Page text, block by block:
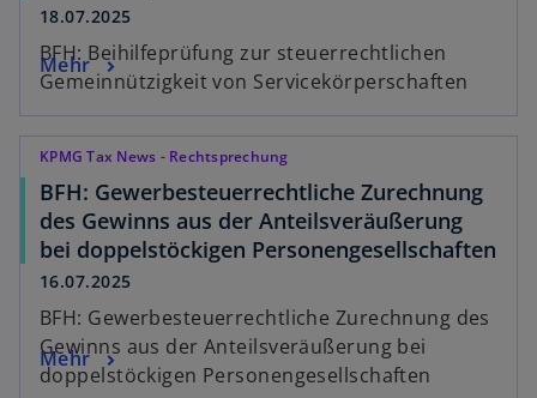
18.07.2025
BFH: Beihilfeprüfung zur steuerrechtlichen
Gemeinnützigkeit von Servicekörperschaften
Mehr
KPMG Tax News - Rechtsprechung
BFH: Gewerbesteuerrechtliche Zurechnung
des Gewinns aus der Anteilsveräußerung
bei doppelstöckigen Personengesellschaften
16.07.2025
BFH: Gewerbesteuerrechtliche Zurechnung des
Gewinns aus der Anteilsveräußerung bei
doppelstöckigen Personengesellschaften
Mehr